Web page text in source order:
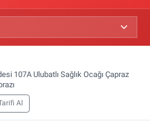
107A Ulubatlı Sağlık Ocağı Çapraz
Al